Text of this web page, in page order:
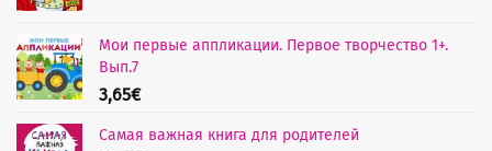
Мои первые аппликации. Первое творчество 1+.
Вып.7
3,65€
Самая важная книга для родителей